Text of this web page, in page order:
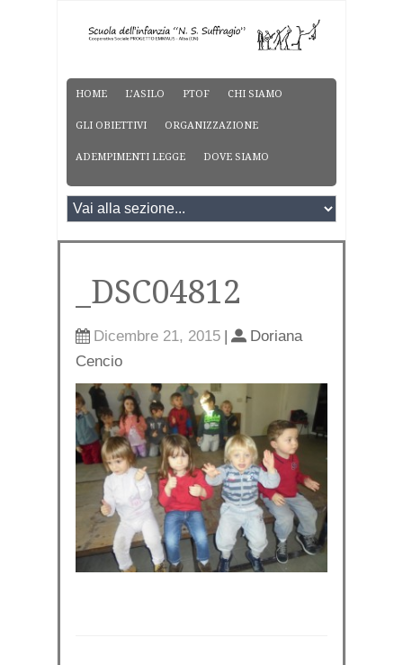
HOME L’ASILO PTOF CHI SIAMO
GLI OBIETTIVI ORGANIZZAZIONE
ADEMPIMENTI LEGGE DOVE SIAMO
_DSC04812
Dicembre 21, 2015 |
Doriana
Cencio